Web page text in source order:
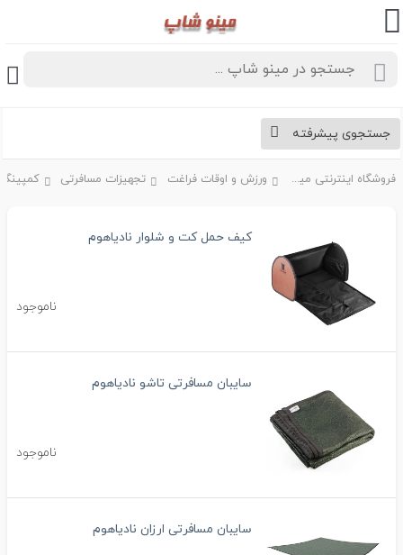
جستجوی پیشرفته
فروشگاه اینترنتی مینو شاپ ورزش و اوقات فراغت تجهیزات مسافرتی
کیف حمل کت و شلوار نادیاهوم
ناموجود
سایبان مسافرتی تاشو نادیاهوم
ناموجود
سایبان مسافرتی ارزان نادیاهوم